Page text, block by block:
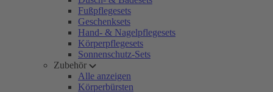
Fußpflegesets
Geschenksets
Hand- & Nagelpflegesets
Körperpflegesets
Sonnenschutz-Sets
Zubehör
Alle anzeigen
Körperbürsten